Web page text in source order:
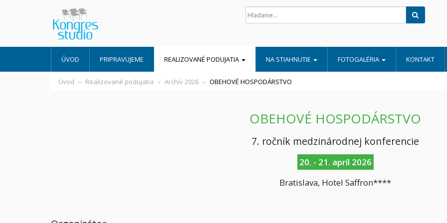
ÚVOD PRIPRAVUJEME REALIZOVANÉ PODUJATIA NA STIAHNUTIE FOTOGALÉRIA KONTAKT
Úvod Realizované podujatia Archív 2026 OBEHOVÉ HOSPODÁRSTVO
OBEHOVÉ HOSPODÁRSTVO
7. ročník medzinárodnej konferencie
20. - 21. apríl 2026
Bratislava, Hotel Saffron****